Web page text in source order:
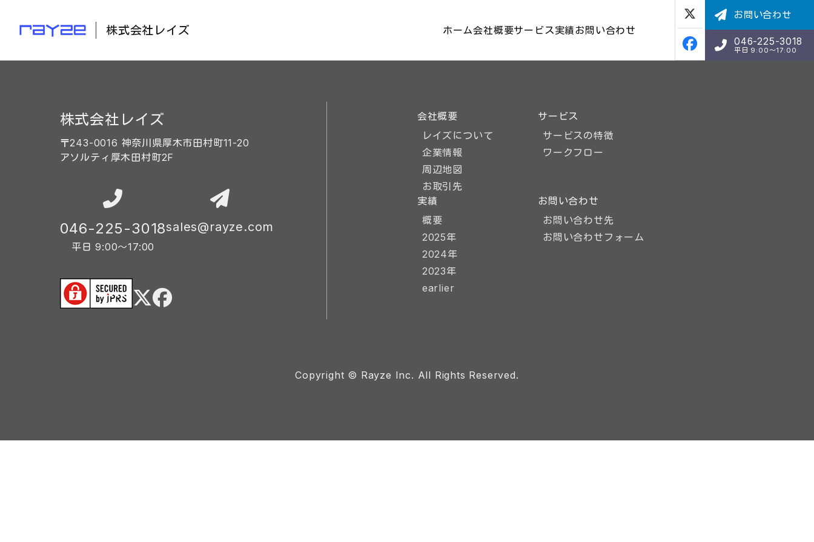
株式会社レイズ ホーム会社概要サービス実績 お問い合わせ
お問い合わせ
046-225-3018
平日 9:00〜17:00
株式会社レイズ
〒243-0016 神奈川県厚木市田村町11-20
アソルティ厚木田村町2F
046-225-3018
平日 9:00〜17:00
sales@rayze.com
会社概要
レイズについて
企業情報
周辺地図
お取引先
サービス
サービスの特徴
ワークフロー
実績
概要
2025年
2024年
2023年
earlier
お問い合わせ
お問い合わせ先
お問い合わせフォーム
Copyright © Rayze Inc. All Rights Reserved.